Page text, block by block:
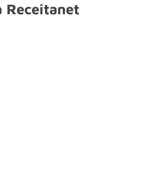
Receitanet